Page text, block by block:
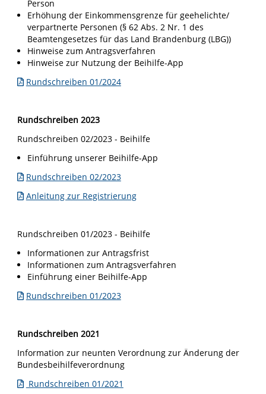
Person
Erhöhung der Einkommensgrenze für geehelichte/
verpartnerte Personen (§ 62 Abs. 2 Nr. 1 des
Beamtengesetzes für das Land Brandenburg (LBG))
Hinweise zum Antragsverfahren
Hinweise zur Nutzung der Beihilfe-App
Rundschreiben 01/2024
Rundschreiben 2023
Rundschreiben 02/2023 - Beihilfe
Einführung unserer Beihilfe-App
Rundschreiben 02/2023
Anleitung zur Registrierung
Rundschreiben 01/2023 - Beihilfe
Informationen zur Antragsfrist
Informationen zum Antragsverfahren
Einführung einer Beihilfe-App
Rundschreiben 01/2023
Rundschreiben 2021
Information zur neunten Verordnung zur Änderung der
Bundesbeihilfeverordnung
Rundschreiben 01/2021